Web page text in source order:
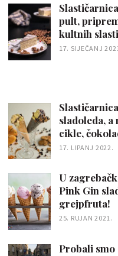
pult,
kultnih
17. SIJEČANJ
sladoleda,
cikle,
17. LIPANJ 2022.
U
Pink Gin
grejpfruta!
25. RUJAN 2021.
Probali smo